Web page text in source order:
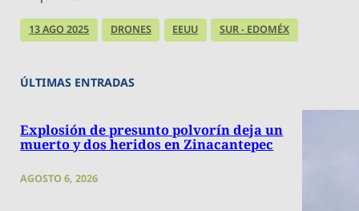
13 AGO 2025 DRONES EEUU SUR - EDOMÉX
ÚLTIMAS ENTRADAS
Explosión de presunto polvorín deja un
muerto y dos heridos en Zinacantepec
AGOSTO 6, 2026